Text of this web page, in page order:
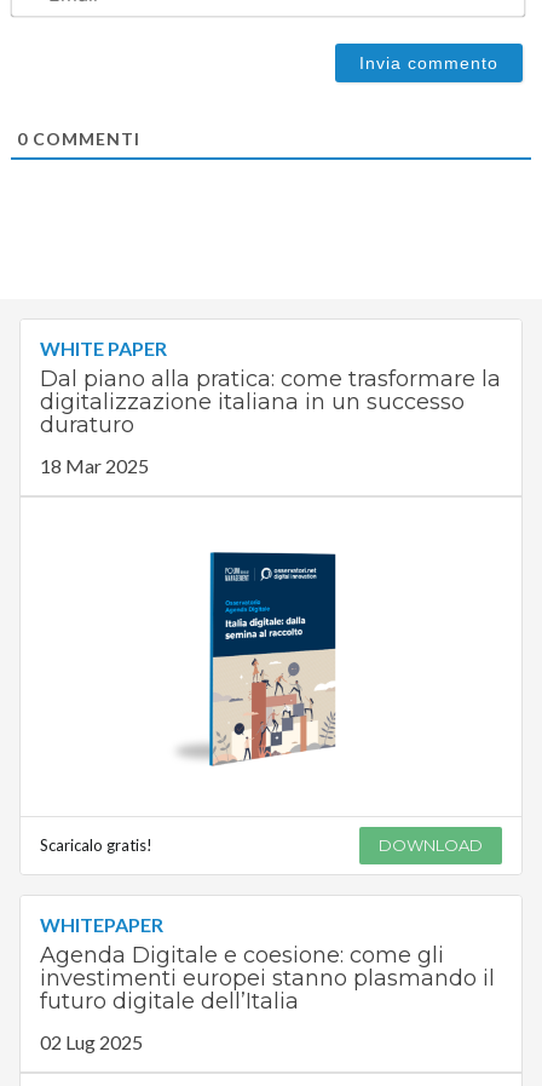
0COMMENTI
WHITE PAPER
Dal piano alla pratica: come trasformare la
digitalizzazione italiana in un successo
duraturo
18 Mar 2025
Scaricalo gratis! DOWNLOAD
WHITEPAPER
Agenda Digitale e coesione: come gli
investimenti europei stanno plasmando il
futuro digitale dell’Italia
02 Lug 2025